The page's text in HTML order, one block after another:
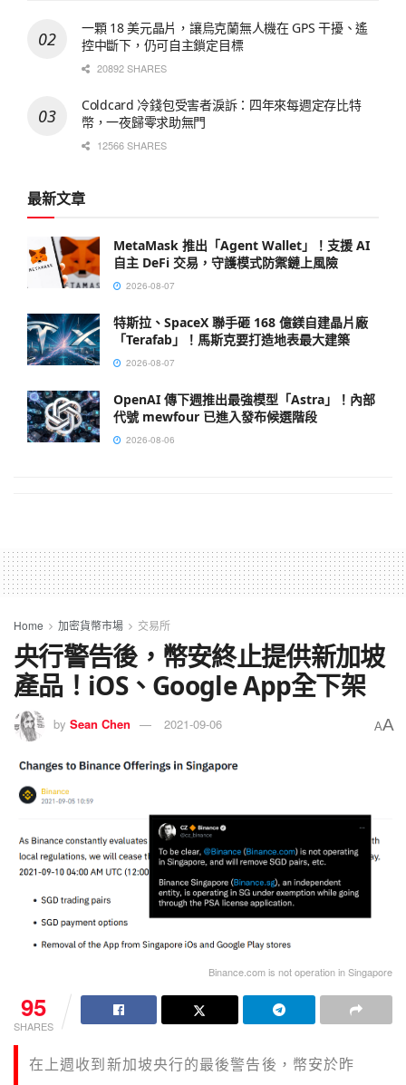
一顆 18 美元晶片，讓烏克蘭無人機在 GPS 干擾、遙
控中斷下，仍可自主鎖定目標
20892 SHARES
Coldcard 冷錢包受害者淚訴：四年來每週定存比特
幣，一夜歸零求助無門
12566 SHARES
最新文章
MetaMask 推出「Agent Wallet」！支援 AI
自主 DeFi 交易，守護模式防禦鏈上風險
2026-08-07
特斯拉、SpaceX 聯手砸 168 億鎂自建晶片廠
「Terafab」！馬斯克要打造地表最大建築
2026-08-07
OpenAI 傳下週推出最強模型「Astra」！內部
代號 mewfour 已進入發布候選階段
2026-08-06
Home 加密貨幣市場 交易所
央行警告後，幣安終止提供新加坡
產品！iOS、Google App全下架
by Sean Chen 2021-09-06 AA
Binance.com is not operation in Singapore
95
SHARES
在上週收到新加坡央行的最後警告後，幣安於昨